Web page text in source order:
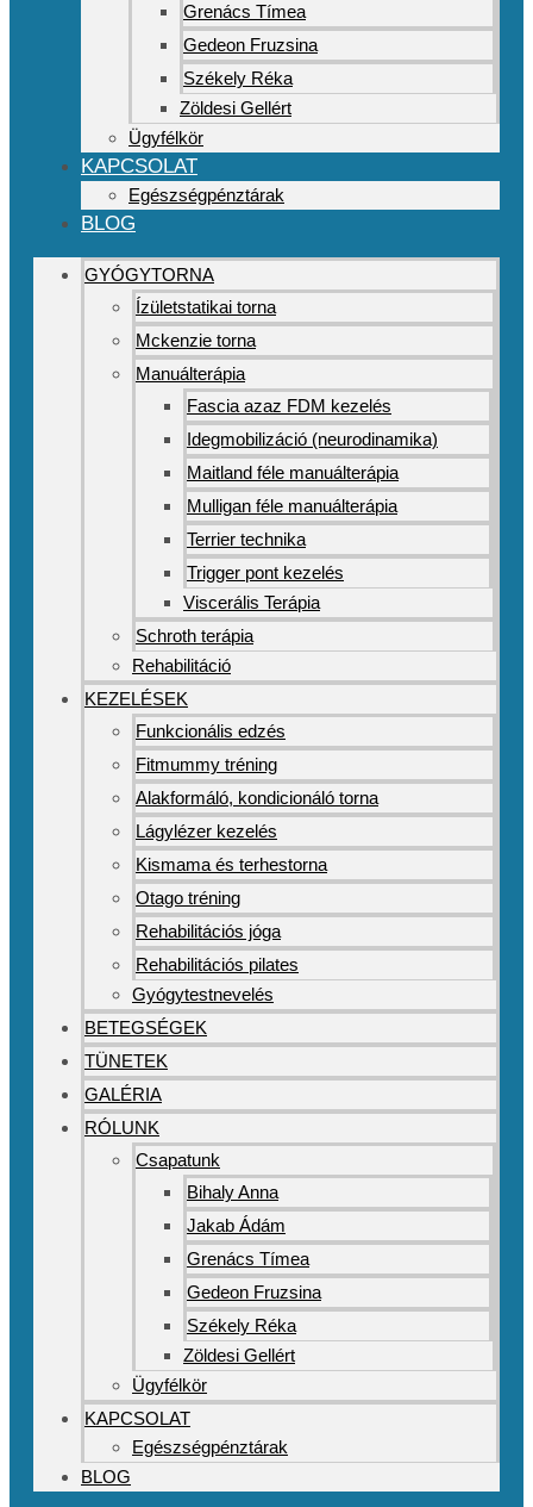
Grenács Tímea
Gedeon Fruzsina
Székely Réka
Zöldesi Gellért
Ügyfélkör
KAPCSOLAT
Egészségpénztárak
BLOG
GYÓGYTORNA
Ízületstatikai torna
Mckenzie torna
Manuálterápia
Fascia azaz FDM kezelés
Idegmobilizáció (neurodinamika)
Maitland féle manuálterápia
Mulligan féle manuálterápia
Terrier technika
Trigger pont kezelés
Viscerális Terápia
Schroth terápia
Rehabilitáció
KEZELÉSEK
Funkcionális edzés
Fitmummy tréning
Alakformáló, kondicionáló torna
Lágylézer kezelés
Kismama és terhestorna
Otago tréning
Rehabilitációs jóga
Rehabilitációs pilates
Gyógytestnevelés
BETEGSÉGEK
TÜNETEK
GALÉRIA
RÓLUNK
Csapatunk
Bihaly Anna
Jakab Ádám
Grenács Tímea
Gedeon Fruzsina
Székely Réka
Zöldesi Gellért
Ügyfélkör
KAPCSOLAT
Egészségpénztárak
BLOG